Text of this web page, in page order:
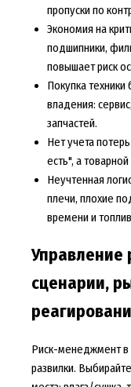
пропуски по
Экономия на
подшипники,
повышает риск
Покупка техники
владения:
запчастей.
Нет учета
есть", а
Неучтенная
плечи, плохие
времени и
Управление
сценарии,
Риск-менеджмент в
развилки.